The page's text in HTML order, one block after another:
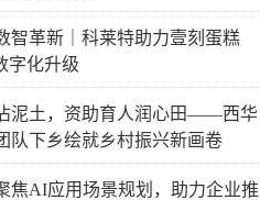
智革新｜科莱特助力壹刻蛋糕
字化升级
泥土，资助育人润心田——西华
队下乡绘就乡村振兴新画卷
焦AI应用场景规划，助力企业推